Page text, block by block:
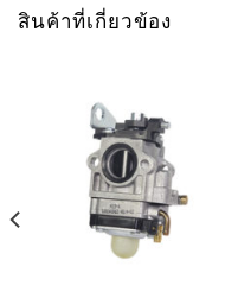
สินค้าที่เกี่ยวข้อง